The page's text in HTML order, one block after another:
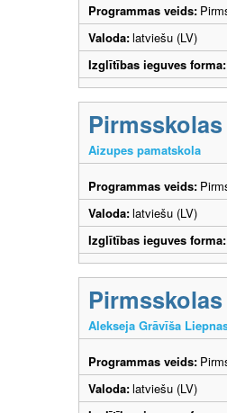
Programmas veids:
Valoda:latviešu (LV)
Izglītības ieguves forma:
Aizupes pamatskola
Programmas veids:
Valoda:latviešu (LV)
Izglītības ieguves forma:
Alekseja Grāvīša
Programmas veids:
Valoda:latviešu (LV)